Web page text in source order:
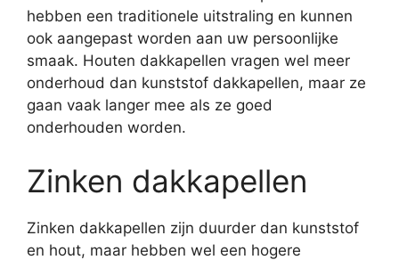
hebben een traditionele uitstraling en kunnen
ook aangepast worden aan uw persoonlijke
smaak. Houten dakkapellen vragen wel meer
onderhoud dan kunststof dakkapellen, maar ze
gaan vaak langer mee als ze goed
onderhouden worden.
Zinken dakkapellen
Zinken dakkapellen zijn duurder dan kunststof
en hout, maar hebben wel een hogere